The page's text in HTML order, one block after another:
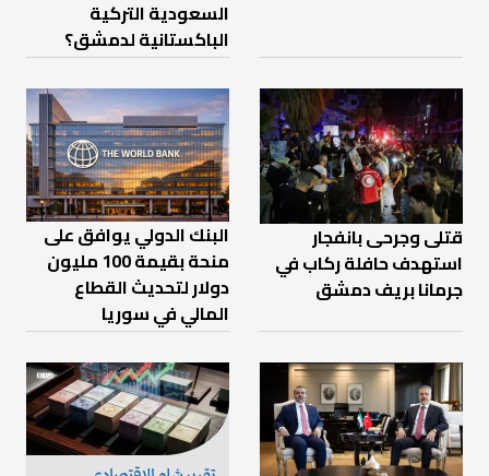
السعودية التركية
الباكستانية لدمشق؟
قتلى وجرحى بانفجار
استهدف حافلة ركاب في
جرمانا بريف دمشق
البنك الدولي يوافق على
منحة بقيمة 100 مليون
دولار لتحديث القطاع
المالي في سوريا